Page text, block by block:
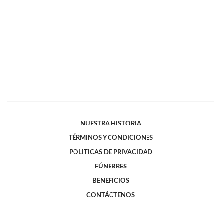
NUESTRA HISTORIA
TÉRMINOS Y CONDICIONES
POLITICAS DE PRIVACIDAD
FÚNEBRES
BENEFICIOS
CONTÁCTENOS